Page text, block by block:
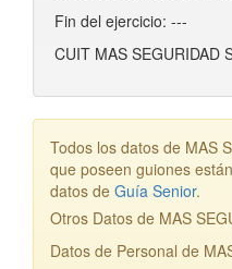
Fin del ejercicio: ---
CUIT MAS SEGURIDAD
Todos los datos de MAS
que poseen guiones
datos de Guía Senior.
Otros Datos de MAS
Datos de Personal de